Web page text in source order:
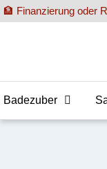
🏦 Finanzierung oder
Badezuber